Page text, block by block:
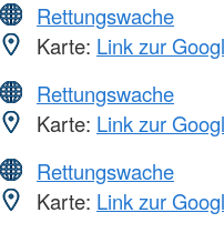
Rettungswache
Karte: Link zur
Rettungswache
Karte: Link zur
Rettungswache
Karte: Link zur